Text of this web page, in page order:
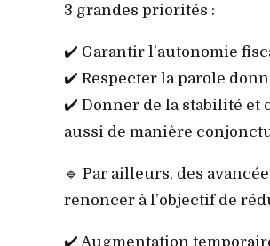
3 grandes priorités :
✔️ Garantir l’autonomie
✔️ Respecter la parole
✔️ Donner de la stabilité
aussi de manière
🔹 Par ailleurs, des
renoncer à l’objectif de
✔️ Augmentation